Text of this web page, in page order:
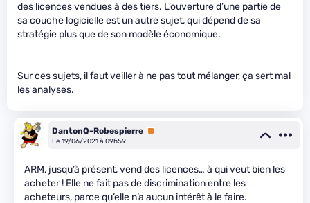
des licences vendues à des tiers. L’ouverture d’une partie de
sa couche logicielle est un autre sujet, qui dépend de sa
stratégie plus que de son modèle économique.
Sur ces sujets, il faut veiller à ne pas tout mélanger, ça sert mal
les analyses.
DantonQ-Robespierre Premium
Le 19/06/2021 à 09h59
ARM, jusqu’à présent, vend des licences… à qui veut bien les
acheter ! Elle ne fait pas de discrimination entre les
acheteurs, parce qu’elle n’a aucun intérêt à le faire.